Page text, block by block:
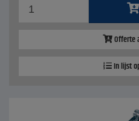
Offerte
In lijst